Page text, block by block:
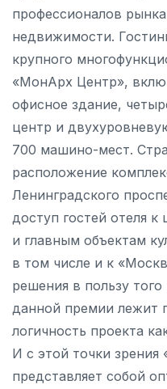
профессионалов
недвижимости.
крупного
«МонАрх Центр»,
офисное здание,
центр и
700 машино-мест.
расположение
Ленинградского
доступ гостей отеля
и главным объектам
в том числе и к
решения в пользу
данной премии лежит
логичность проекта
И с этой точки зрения
представляет собой